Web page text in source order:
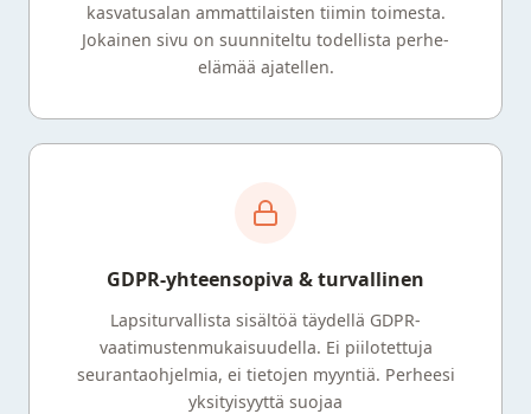
kasvatusalan ammattilaisten tiimin toimesta.
Jokainen sivu on suunniteltu todellista perhe-
elämää ajatellen.
GDPR-yhteensopiva & turvallinen
Lapsiturvallista sisältöä täydellä GDPR-
vaatimustenmukaisuudella. Ei piilotettuja
seurantaohjelmia, ei tietojen myyntiä. Perheesi
yksityisyyttä suojaa